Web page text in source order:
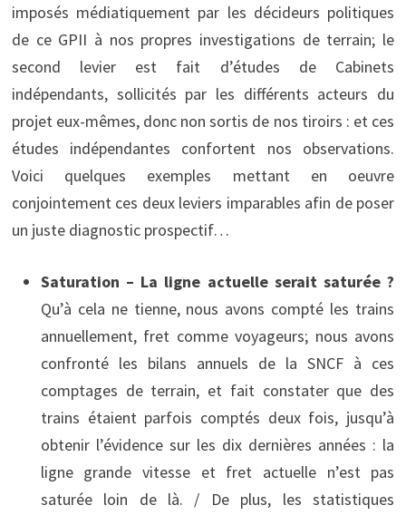
imposés médiatiquement par les décideurs politiques
de ce GPII à nos propres investigations de terrain; le
second levier est fait d’études de Cabinets
indépendants, sollicités par les différents acteurs du
projet eux-mêmes, donc non sortis de nos tiroirs : et ces
études indépendantes confortent nos observations.
Voici quelques exemples mettant en oeuvre
conjointement ces deux leviers imparables afin de poser
un juste diagnostic prospectif…
Saturation – La ligne actuelle serait saturée ?
Qu’à cela ne tienne, nous avons compté les trains
annuellement, fret comme voyageurs; nous avons
confronté les bilans annuels de la SNCF à ces
comptages de terrain, et fait constater que des
trains étaient parfois comptés deux fois, jusqu’à
obtenir l’évidence sur les dix dernières années : la
ligne grande vitesse et fret actuelle n’est pas
saturée loin de là. / De plus, les statistiques